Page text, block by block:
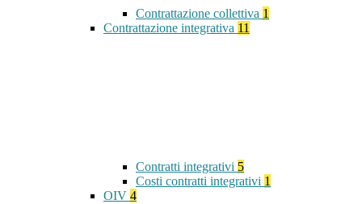
Contrattazione collettiva 1
Contrattazione integrativa 11
Contratti integrativi 5
Costi contratti integrativi 1
OIV 4